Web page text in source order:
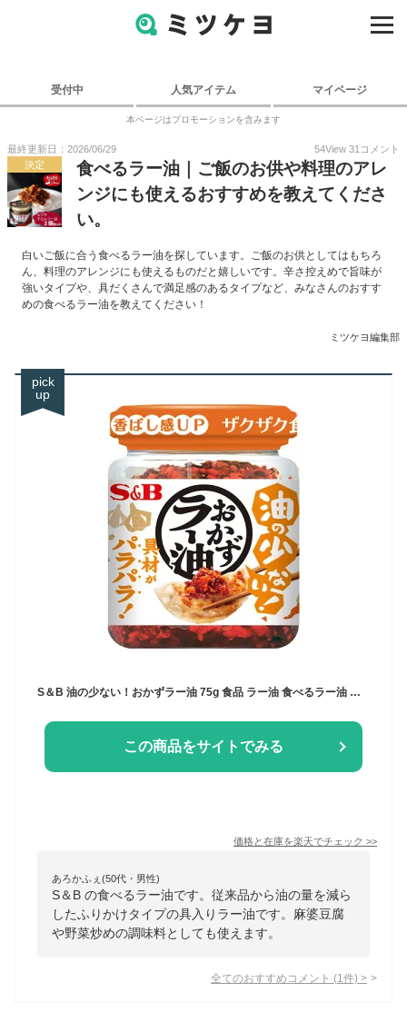
受付中 人気アイテム マイページ
本ページはプロモーションを含みます
最終更新日：2026/06/29 54View 31 コメント
決定
食べるラー油｜ご飯のお供や料理のアレ
ンジにも使えるおすすめを教えてくださ
い。
白いご飯に合う食べるラー油を探しています。ご飯のお供としてはもちろ
ん、料理のアレンジにも使えるものだと嬉しいです。辛さ控えめで旨味が
強いタイプや、具だくさんで満足感のあるタイプなど、みなさんのおすす
めの食べるラー油を教えてください！
ミツケヨ編集部
pick
up
S＆B 油の少ない！おかずラー油 75g 食品 ラー油 食べるラー油 調味料 ご飯のお供 おかず
この商品をサイトでみる
価格と在庫を楽天でチェック >>
あろかふぇ(50代・男性)
S＆B の食べるラー油です。従来品から油の量を減ら
したふりかけタイプの具入りラー油です。麻婆豆腐
や野菜炒めの調味料としても使えます。
全てのおすすめコメント (1 件) >